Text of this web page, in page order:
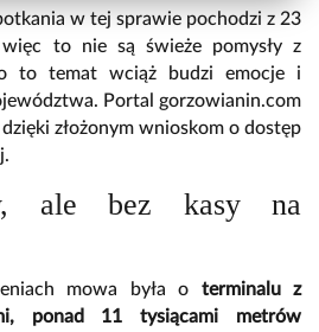
w tej sprawie pochodzi z 23
to nie są świeże pomysły z
to temat wciąż budzi emocje i
Portal gorzowianin.com
złożonym wnioskom o dostęp
ale bez kasy na
mowa była o terminalu z
ponad 11 tysiącami metrów